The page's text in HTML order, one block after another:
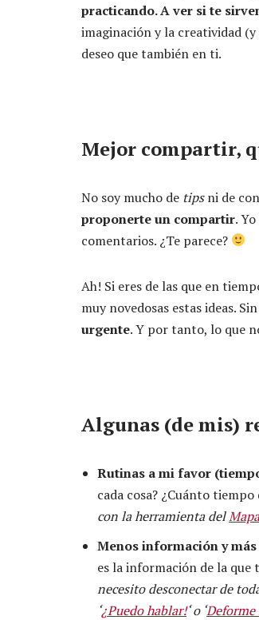
practicando. A ver si te
imaginación y la creatividad
deseo que también en ti.
Mejor compartir,
No soy mucho de tipsni de
proponerte un compartir.
comentarios. ¿Te parece?
Ah! Si eres de las que en
muy novedosas estas ideas.
urgente. Y por tanto, lo que
Algunas (de mis)
Rutinas a mi favor
cada cosa? ¿Cuánto
con la herramienta del
Menos información y
es la información de la que
necesito desconectar de
‘¿Puedo hablar!‘ o ‘